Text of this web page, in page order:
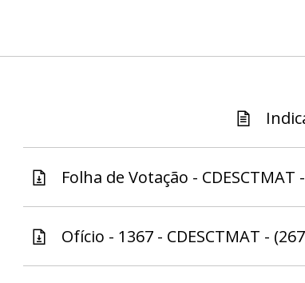
Folha de Votação - CDESCTMAT
Ofício - 1367 - CDESCTMAT -